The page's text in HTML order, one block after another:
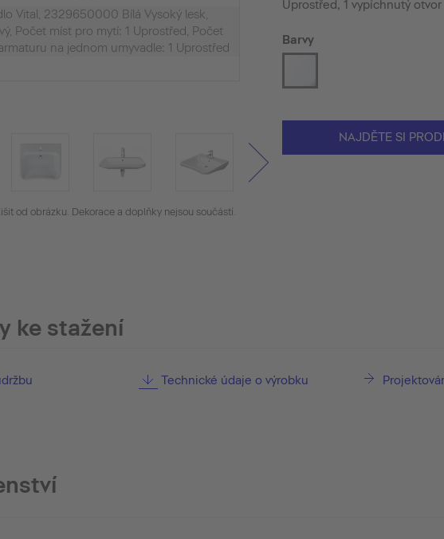
Vital, 2329650000 Bílá Vysoký lesk,
Počet míst pro mytí: 1 Uprostřed, Počet
na jednom umyvadle: 1 Uprostřed
od obrázku. Dekorace a doplňky nejsou součástí.
Uprostřed, 1 vypíchnutý
Barvy
NAJDĚTE SI
ke stažení
Technické údaje o výrobku